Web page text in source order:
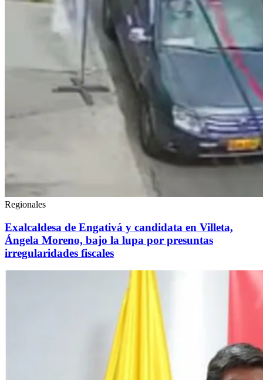
Regionales
Exalcaldesa de Engativá y candidata en Villeta,
Ángela Moreno, bajo la lupa por presuntas
irregularidades fiscales